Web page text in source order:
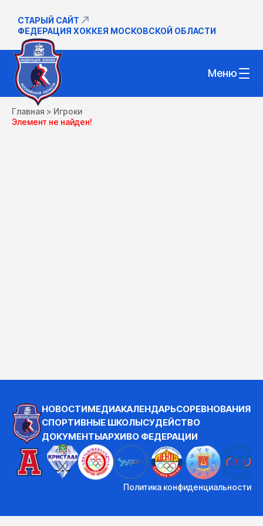
СТАРЫЙ САЙТ
ФЕДЕРАЦИЯ ХОККЕЯ МОСКОВСКОЙ ОБЛАСТИ
Меню
Главная > Игроки
Элемент не найден!
НОВОСТИМЕДИАКАЛЕНДАРЬСОРЕВНОВАНИЯ
СПОРТИВНЫЕ ШКОЛЫСУДЕЙСТВО
ДОКУМЕНТЫАРХИВО ФЕДЕРАЦИИ
Политика конфиденциальности